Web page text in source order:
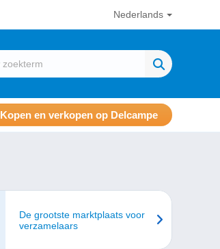
Nederlands
Kopen en verkopen op Delcampe
De grootste marktplaats voor
verzamelaars